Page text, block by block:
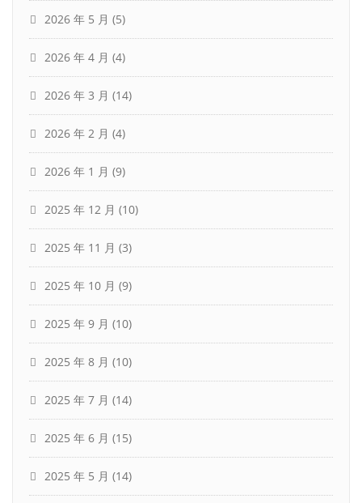
2026 年 5 月 (5)
2026 年 4 月 (4)
2026 年 3 月 (14)
2026 年 2 月 (4)
2026 年 1 月 (9)
2025 年 12 月 (10)
2025 年 11 月 (3)
2025 年 10 月 (9)
2025 年 9 月 (10)
2025 年 8 月 (10)
2025 年 7 月 (14)
2025 年 6 月 (15)
2025 年 5 月 (14)